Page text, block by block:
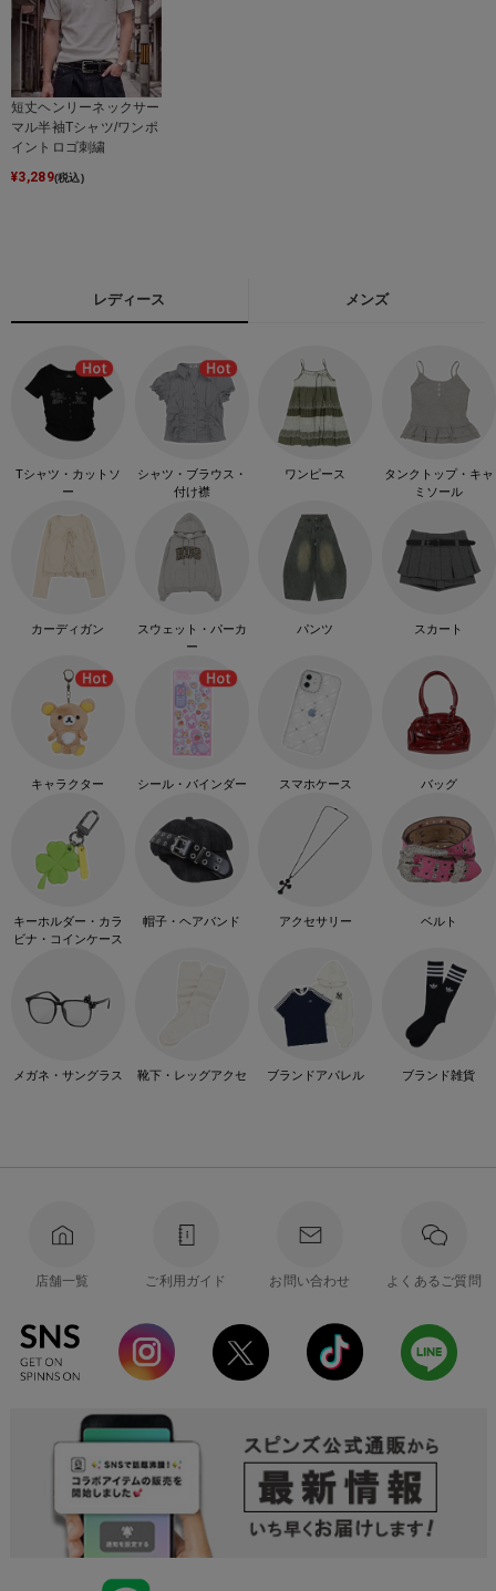
短丈ヘンリーネックサー
マル半袖Tシャツ/ワンポ
イントロゴ刺繍
¥3,289(税込)
レディース メンズ
Tシャツ・カットソ
ー
シャツ・ブラウス・
付け襟
ワンピース
タンクトップ・キャ
ミソール
カーディガン
スウェット・パーカ
ー
パンツ スカート
キャラクター シール・バインダー スマホケース バッグ
キーホルダー・カラ
ビナ・コインケース
帽子・ヘアバンド アクセサリー ベルト
メガネ・サングラス 靴下・レッグアクセ ブランドアパレル ブランド雑貨
店舗一覧 ご利用ガイド お問い合わせ よくあるご質問